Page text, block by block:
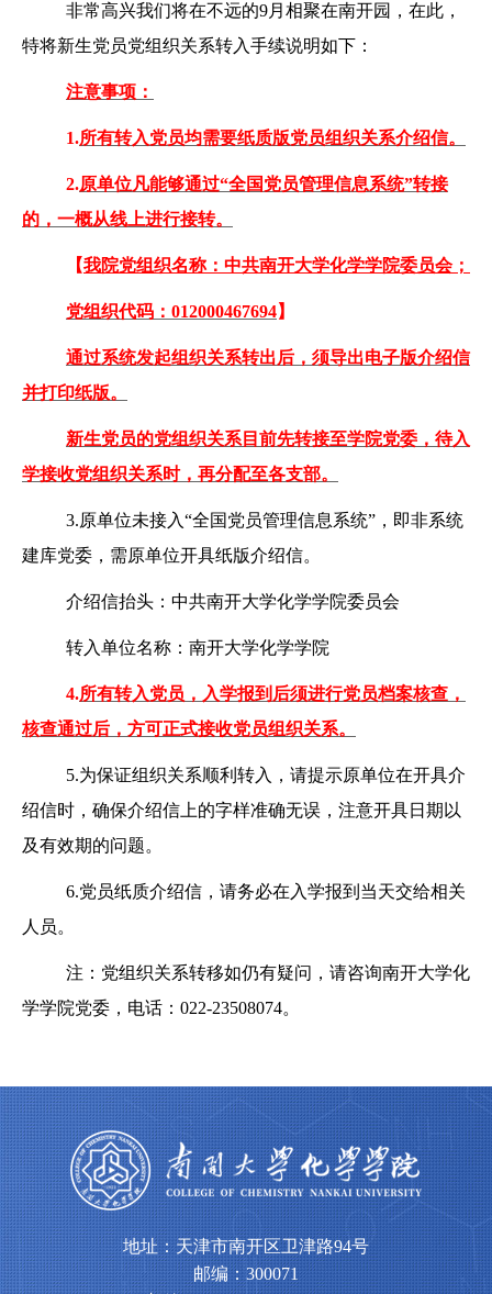
非常高兴我们将在不远的9月相聚在南开园，在此，
特将新生党员党组织关系转入手续说明如下：
注意事项：
1.所有转入党员均需要纸质版党员组织关系介绍信。
2.原单位凡能够通过“全国党员管理信息系统”转接
的，一概从线上进行接转。
【我院党组织名称：中共南开大学化学学院委员会；
党组织代码： 012000467694】
通过系统发起组织关系转出后，须导出电子版介绍信
并打印纸版。
新生党员的党组织关系目前先转接至学院党委，待入
学接收党组织关系时，再分配至各支部。
3.原单位未接入“全国党员管理信息系统” ，即非系统
建库党委，需原单位开具纸版介绍信。
介绍信抬头：中共南开大学化学学院委员会
转入单位名称：南开大学化学学院
4.所有转入党员，入学报到后须进行党员档案核查，
核查通过后，方可正式接收党员组织关系。
5.为保证组织关系顺利转入，请提示原单位在开具介
绍信时，确保介绍信上的字样准确无误，注意开具日期以
及有效期的问题。
6.党员纸质介绍信，请务必在入学报到当天交给相关
人员。
注：党组织关系转移如仍有疑问，请咨询南开大学化
学学院党委，电话： 022-23508074。
地址：天津市南开区卫津路94号
邮编：300071